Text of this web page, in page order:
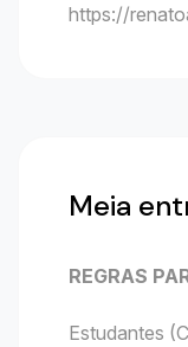
https://
Meia
REGRAS
Estudantes